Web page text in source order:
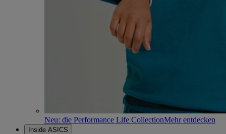
Neu: die Performance Life CollectionMehr entdecken
Inside ASICS